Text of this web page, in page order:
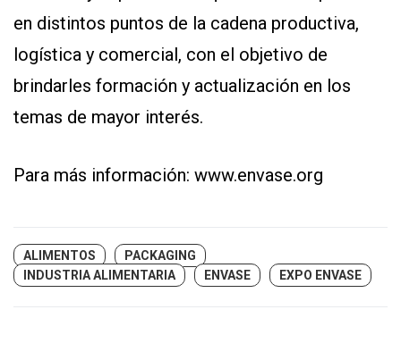
en distintos puntos de la cadena productiva,
logística y comercial, con el objetivo de
brindarles formación y actualización en los
temas de mayor interés.
Para más información: www.envase.org
ALIMENTOS
PACKAGING
INDUSTRIA ALIMENTARIA
ENVASE EXPO ENVASE